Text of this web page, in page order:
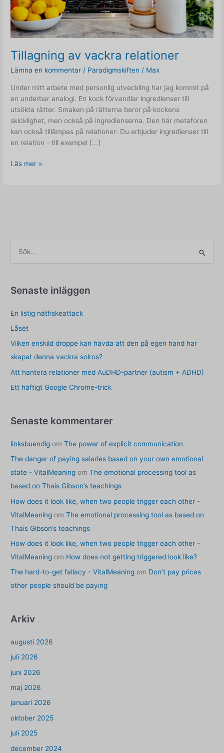
Tillagning av vackra relationer
Lämna en kommentar / Paradigmskiften / Max
Under mitt arbete med personlig utveckling har jag kommit på
en underbar analogi. En kock förvandlar ingredienser till
utsökta rätter. Smaken på rätterna beror på kockens
skicklighet, men också på ingredienserna. Den här metaforen
kan också tillämpas på relationer: Du erbjuder ingredienser till
en relation - till exempel [...]
Tillagning
Läs mer »
e
t
e
r
:
Senaste inläggen
En listig nätfiskeattack
Låset
Vilken enskild droppe kan hävda att den på egen hand har
skapat denna vackra solros?
Att hantera relationer med AuDHD-partner (autism + ADHD)
Ett häftigt Google Chrome-trick
Senaste kommentarer
linksbuendig omThe power of explicit communication
The danger of paying salaries based on your own emotional
state - VitalMeaning omThe emotional processing tool as
based on Thais Gibson’s teachings
How does it look like, when two people trigger each other -
VitalMeaning omThe emotional processing tool as based on
Thais Gibson’s teachings
How does it look like, when two people trigger each other -
VitalMeaning om How does not getting triggered look like?
The hard-to-get fallacy - VitalMeaning om Don’t pay prices
other people should be paying
Arkiv
augusti 2026
juli 2026
juni 2026
maj 2026
januari 2026
oktober 2025
juli 2025
december 2024